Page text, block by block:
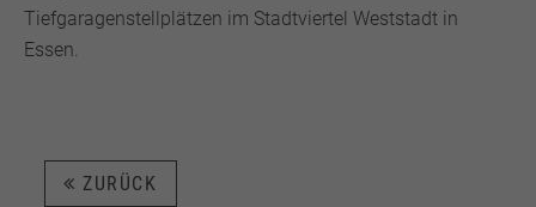
Tiefgaragenstellplätzen im Stadtviertel Weststadt in
Essen.
ZURÜCK